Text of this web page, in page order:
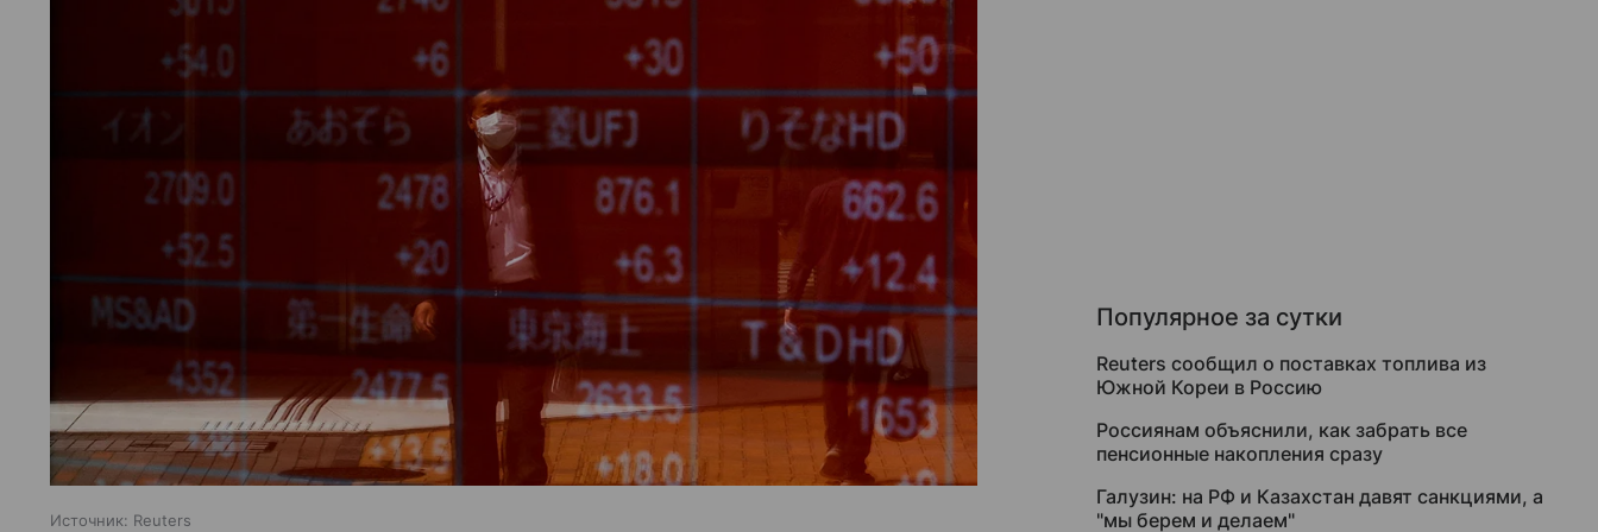
Источник: Reuters
Популярное за сутки
Reuters сообщил о поставках топлива из
Южной Кореи в Россию
Россиянам объяснили, как забрать все
пенсионные накопления сразу
Галузин: на РФ и Казахстан давят санкциями, а
"мы берем и делаем"